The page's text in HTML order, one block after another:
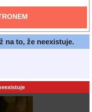
na to, že neexistuje.